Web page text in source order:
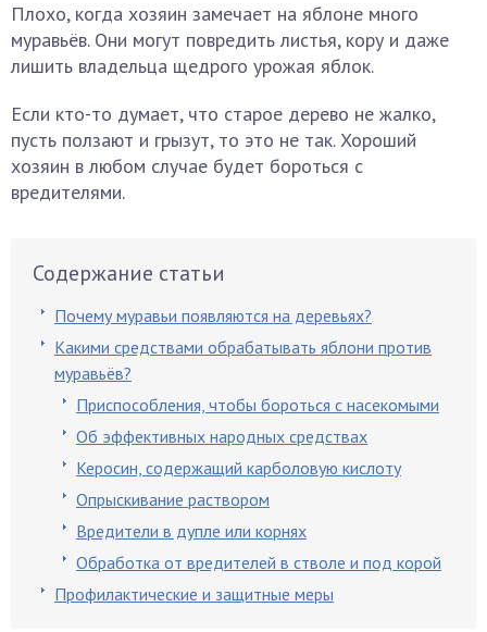
Плохо, когда хозяин замечает на яблоне много
муравьёв. Они могут повредить листья, кору и даже
лишить владельца щедрого урожая яблок.
Если кто-то думает, что старое дерево не жалко,
пусть ползают и грызут, то это не так. Хороший
хозяин в любом случае будет бороться с
вредителями.
Содержание статьи
Почему муравьи появляются на деревьях?
Какими средствами обрабатывать яблони против
муравьёв?
Приспособления, чтобы бороться с насекомыми
Об эффективных народных средствах
Керосин, содержащий карболовую кислоту
Опрыскивание раствором
Вредители в дупле или корнях
Обработка от вредителей в стволе и под корой
Профилактические и защитные меры